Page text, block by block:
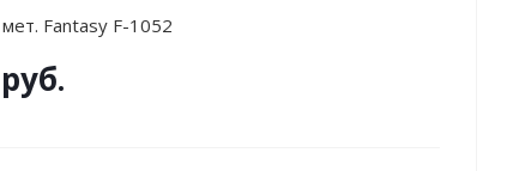
Fantasy F-1052